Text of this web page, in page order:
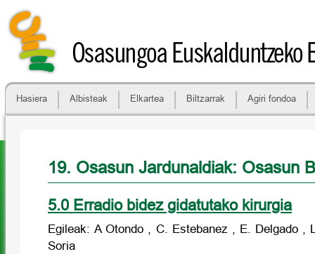
Osasungoa Euskalduntzeko
Hasiera Albisteak Elkartea Biltzarrak Agiri fondoa
19. Osasun Jardunaldiak: Osasun
5.0 Erradio bidez gidatutako kirurgia
Egileak: A Otondo , C. Estebanez , E. Delgado ,
Soria